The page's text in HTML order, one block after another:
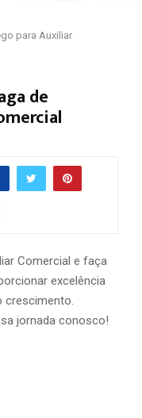
para Auxiliar
de
Comercial e faça
excelência
crescimento.
jornada conosco!